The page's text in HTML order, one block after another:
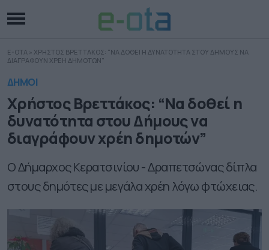
E-OTA » ΧΡΗΣΤΟΣ ΒΡΕΤΤΑΚΟΣ: “ΝΑ ΔΟΘΕΙ Η ΔΥΝΑΤΟΤΗΤΑ ΣΤΟΥ ΔΗΜΟΥΣ ΝΑ
ΔΙΑΓΡΑΦΟΥΝ ΧΡΕΗ ΔΗΜΟΤΩΝ”
ΔΗΜΟΙ
Χρήστος Βρεττάκος: “Να δοθεί η
δυνατότητα στου Δήμους να
διαγράφουν χρέη δημοτών”
Ο Δήμαρχος Κερατσινίου - Δραπετσώνας δίπλα
στους δημότες με μεγάλα χρέη λόγω φτώχειας.